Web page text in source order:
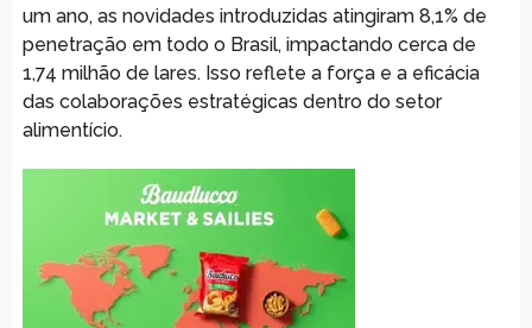
um ano, as novidades introduzidas atingiram 8,1% de
penetração em todo o Brasil, impactando cerca de
1,74 milhão de lares. Isso reflete a força e a eficácia
das colaborações estratégicas dentro do setor
alimentício.